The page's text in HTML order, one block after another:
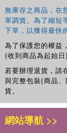
無庫存之商品，在
單調貨。為了縮短
下單，以獲得最快
為了保護您的權益
(收到商品為起始日)
若要辦理退貨，請
與完整包裝(商品
貨。
網站導航 >>